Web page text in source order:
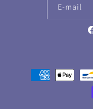
E‑mail
Betaalmethoden